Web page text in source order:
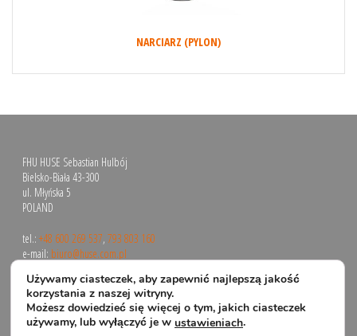
NARCIARZ (PYLON)
FHU HUSE Sebastian Hulbój
Bielsko-Biała 43-300
ul. Młyńska 5
POLAND
tel.:+48 600 269 537,793 803 160
e-mail: biuro@huse.com.pl
Używamy ciasteczek, aby zapewnić najlepszą jakość
korzystania z naszej witryny.
Możesz dowiedzieć się więcej o tym, jakich ciasteczek
używamy, lub wyłączyć je w ustawieniach.